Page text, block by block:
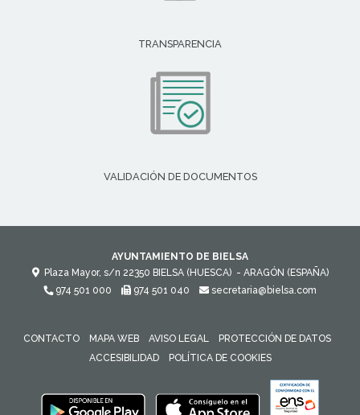
TRANSPARENCIA
VALIDACIÓN DE DOCUMENTOS
AYUNTAMIENTO DE BIELSA
Plaza Mayor, s/n 22350 BIELSA (HUESCA) - ARAGÓN (ESPAÑA)
974 501 000
974 501 040 secretaria@bielsa.com
CONTACTO MAPA WEB AVISO LEGAL
PROTECCIÓN DE DATOS
ACCESIBILIDAD
POLÍTICA DE COOKIES